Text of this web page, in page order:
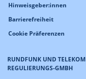
RUNDFUNK UND TELEKOM
REGULIERUNGS-GMBH
Hinweisgeber:innen
Barrierefreiheit
Cookie Präferenzen